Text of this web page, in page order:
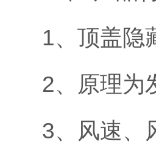
1、顶盖隐
2、原理为
3、风速、